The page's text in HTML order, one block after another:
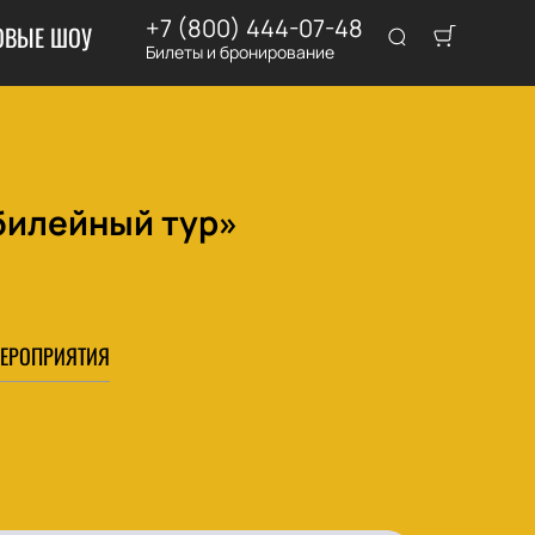
ШОУ +7 (800) 444-07-48
Билеты и бронирование
тур»